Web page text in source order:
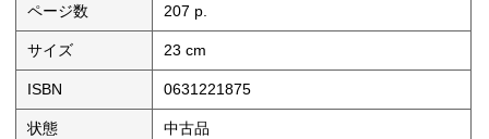
ページ数 207 p.
サイズ 23 cm
ISBN 0631221875
状態 中古品